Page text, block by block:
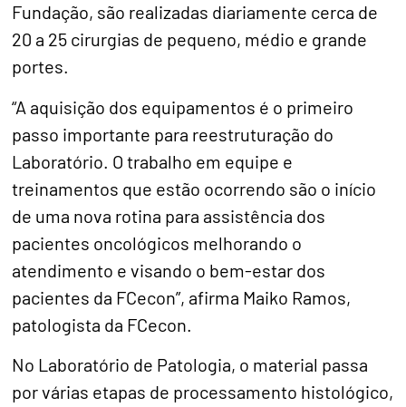
Fundação, são realizadas diariamente cerca de
20 a 25 cirurgias de pequeno, médio e grande
portes.
“A aquisição dos equipamentos é o primeiro
passo importante para reestruturação do
Laboratório. O trabalho em equipe e
treinamentos que estão ocorrendo são o início
de uma nova rotina para assistência dos
pacientes oncológicos melhorando o
atendimento e visando o bem-estar dos
pacientes da FCecon”, afirma Maiko Ramos,
patologista da FCecon.
No Laboratório de Patologia, o material passa
por várias etapas de processamento histológico,